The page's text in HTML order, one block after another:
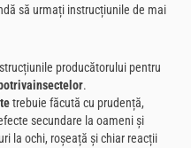
să urmați instrucțiunile de mai
producătorului pentru
insectelor.
trebuie făcută cu prudență,
secundare la oameni și
la ochi, roșeață și chiar reacții